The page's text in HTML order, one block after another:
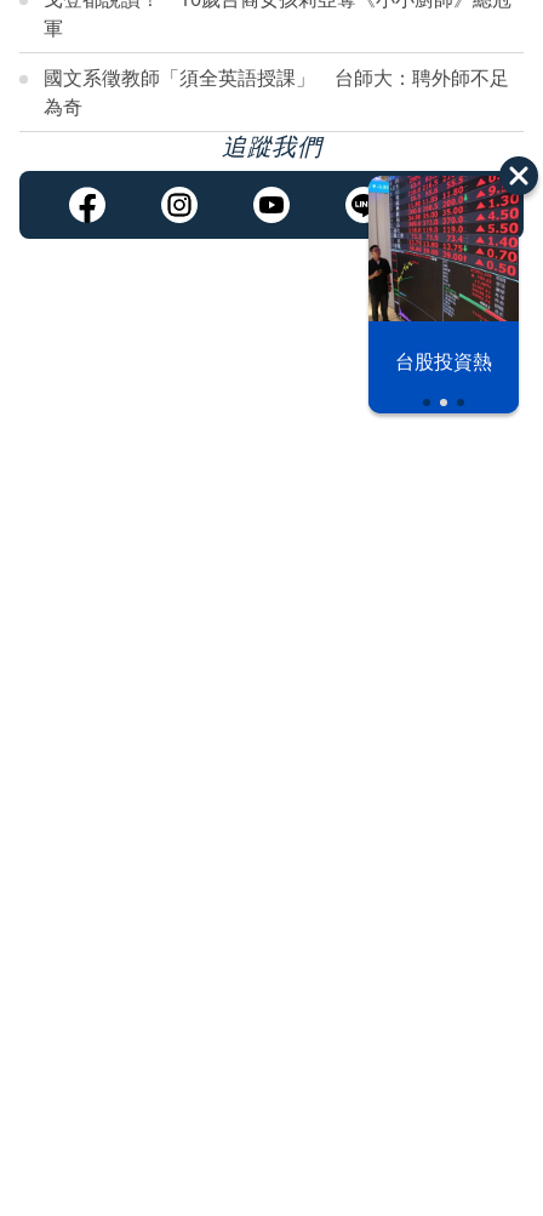
台股投資熱
以色列
軍
國文系徵教師「須全英語授課」 台師大：聘外師不足
為奇
追蹤我們